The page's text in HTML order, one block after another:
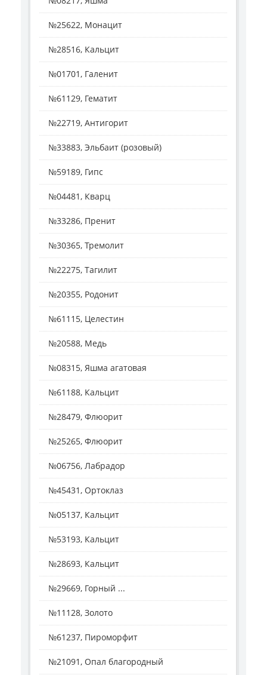
№25622, Монацит
№28516, Кальцит
№01701, Галенит
№61129, Гематит
№22719, Антигорит
№33883, Эльбаит (розовый)
№59189, Гипс
№04481, Кварц
№33286, Пренит
№30365, Тремолит
№22275, Тагилит
№20355, Родонит
№61115, Целестин
№20588, Медь
№08315, Яшма агатовая
№61188, Кальцит
№28479, Флюорит
№25265, Флюорит
№06756, Лабрадор
№45431, Ортоклаз
№05137, Кальцит
№53193, Кальцит
№28693, Кальцит
№29669, Горный ...
№11128, Золото
№61237, Пироморфит
№21091, Опал благородный